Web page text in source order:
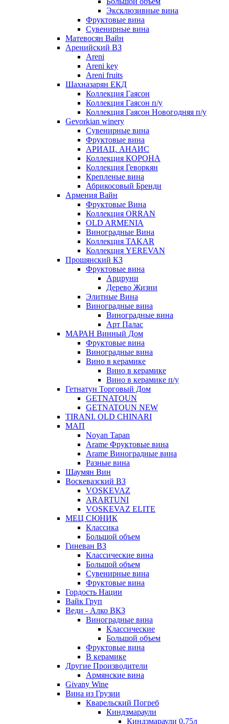
Эксклюзивные вина
Фруктовые вина
Cувенирные вина
Матевосян Вайн
Аренийский ВЗ
Areni
Areni key
Areni fruits
Шахназарян ЕКД
Коллекция Гаясон
Коллекция Гаясон п/у
Коллекция Гаясон Новогодняя п/у
Gevorkian winery
Сувенирные вина
Фруктовые вина
АРИАЦ. АНАИС
Коллекция КОРОНА
Коллекция Геворкян
Крепленые вина
Абрикосовый Бренди
Армения Вайн
Фруктовые Вина
Коллекция ORRAN
OLD ARMENIA
Виноградные Вина
Коллекция TAKAR
Коллекция YEREVAN
Прошянский КЗ
Фруктовые вина
Арцруни
Дерево Жизни
Элитные Вина
Виноградные вина
Виноградные вина
Арт Палас
МАРАН Винный Дом
Фруктовые вина
Виноградные вина
Вино в керамике
Вино в керамике
Вино в керамике п/у
Гетнатун Торговый Дом
GETNATOUN
GETNATOUN NEW
TIRANI. OLD CHINARI
МАП
Noyan Tapan
Arame Фруктовые вина
Arame Виноградные вина
Разные вина
Шаумян Вин
Воскевазский ВЗ
VOSKEVAZ
ARARTUNI
VOSKEVAZ ELITE
МЕЦ СЮНИК
Классика
Большой объем
Гиневан ВЗ
Классические вина
Большой объем
Сувенирные вина
Фруктовые вина
Гордость Нации
Вайк Груп
Веди - Алко ВКЗ
Виноградные вина
Классические
Большой объем
Фруктовые вина
В керамике
Другие Производители
Армянские вина
Givany Wine
Вина из Грузии
Кварельский Погреб
Киндзмараули
Киндзмараули 0,75л